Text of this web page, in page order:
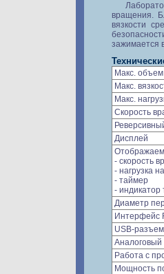
вращения.
вязкости
зажимается
Макс.
Макс.
Макс.
Скорость
Дисплей
- скорость
- нагрузка
- таймер
- индикатор
Диаметр
Интерфейс
USB-разъем
Аналоговый
Работа с
Мощность